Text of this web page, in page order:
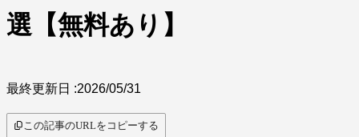
選【無料あり】
最終更新日 :2026/05/31
この記事のURLをコピーする